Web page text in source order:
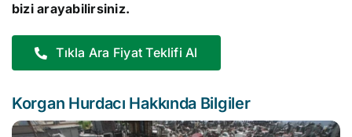
bizi arayabilirsiniz.
Tıkla Ara Fiyat Teklifi Al
Korgan Hurdacı Hakkında Bilgiler